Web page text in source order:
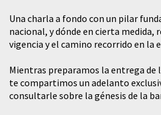
​Una charla a fondo con un pilar
nacional, y dónde en cierta medida,
vigencia y el camino recorrido en la
Mientras preparamos la entrega
te compartimos un adelanto
consultarle sobre la génesis de la